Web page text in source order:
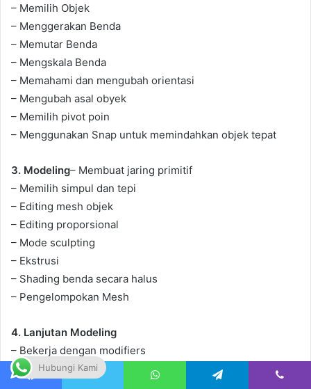
– Memilih Objek
– Menggerakan Benda
– Memutar Benda
– Mengskala Benda
– Memahami dan mengubah orientasi
– Mengubah asal obyek
– Memilih pivot poin
– Menggunakan Snap untuk memindahkan objek tepat
3. Modeling– Membuat jaring primitif
– Memilih simpul dan tepi
– Editing mesh objek
– Editing proporsional
– Mode sculpting
– Ekstrusi
– Shading benda secara halus
– Pengelompokan Mesh
4. Lanjutan Modeling
– Bekerja dengan modifiers
– Bekerja dengan subdivision surface
Hubungi Kami